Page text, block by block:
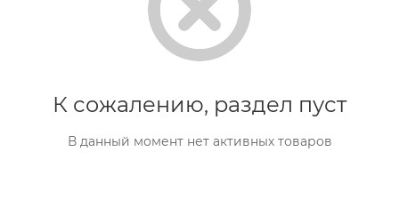
К сожалению, раздел пуст
В данный момент нет активных товаров